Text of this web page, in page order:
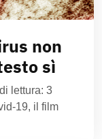
non
sì
lettura: 3
19, il film